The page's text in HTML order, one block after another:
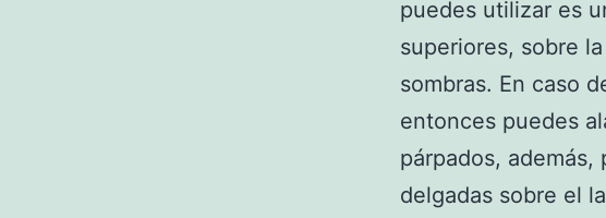
puedes utilizar es
superiores, sobre
sombras. En caso
entonces puedes
párpados, además,
delgadas sobre el